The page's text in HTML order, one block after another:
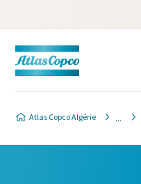
Atlas Copco Algérie